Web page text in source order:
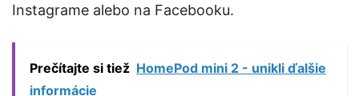
Instagrame alebo na Facebooku.
Prečítajte si tiež HomePod mini 2 - unikli ďalšie
informácie